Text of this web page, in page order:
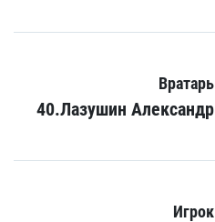
Вратарь
40.Лазушин Александр
Игрок